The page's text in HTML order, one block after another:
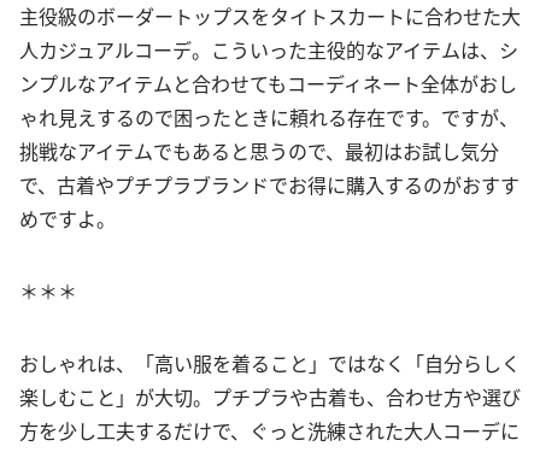
主役級のボーダートップスをタイトスカートに合わせた大
人カジュアルコーデ。こういった主役的なアイテムは、シ
ンプルなアイテムと合わせてもコーディネート全体がおし
ゃれ見えするので困ったときに頼れる存在です。ですが、
挑戦なアイテムでもあると思うので、最初はお試し気分
で、古着やプチプラブランドでお得に購入するのがおすす
めですよ。
＊＊＊
おしゃれは、「高い服を着ること」ではなく「自分らしく
楽しむこと」が大切。プチプラや古着も、合わせ方や選び
方を少し工夫するだけで、ぐっと洗練された大人コーデに